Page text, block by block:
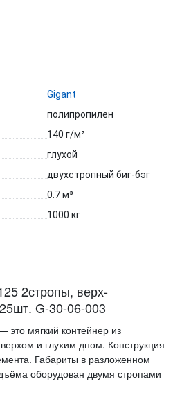
Gigant
полипропилен
140 г/м²
глухой
двухстропный биг-бэг
0.7 м³
1000 кг
2стропы, верх-
G-30-06-003
это мягкий контейнер из
и глухим дном. Конструкция
Габариты в разложенном
оборудован двумя стропами